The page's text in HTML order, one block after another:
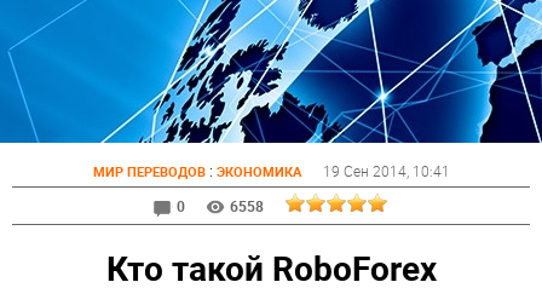
МИР ПЕРЕВОДОВ: ЭКОНОМИКА 19 Сен 2014, 10:41
0
6558
Кто такой RoboForex